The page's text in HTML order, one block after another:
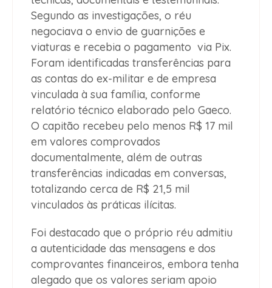
Segundo as investigações, o réu
negociava o envio de guarnições e
viaturas e recebia o pagamento via Pix.
Foram identificadas transferências para
as contas do ex-militar e de empresa
vinculada à sua família, conforme
relatório técnico elaborado pelo Gaeco.
O capitão recebeu pelo menos R$ 17 mil
em valores comprovados
documentalmente, além de outras
transferências indicadas em conversas,
totalizando cerca de R$ 21,5 mil
vinculados às práticas ilícitas.
Foi destacado que o próprio réu admitiu
a autenticidade das mensagens e dos
comprovantes financeiros, embora tenha
alegado que os valores seriam apoio